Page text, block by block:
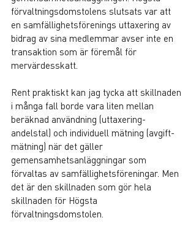
förvaltningsdomstolens slutsats var att
en samfällighetsförenings uttaxering av
bidrag av sina medlemmar avser inte en
transaktion som är föremål för
mervärdesskatt.
Rent praktiskt kan jag tycka att skillnaden
i många fall borde vara liten mellan
beräknad användning (uttaxering-
andelstal) och individuell mätning (avgift-
mätning) när det gäller
gemensamhetsanläggningar som
förvaltas av samfällighetsföreningar. Men
det är den skillnaden som gör hela
skillnaden för Högsta
förvaltningsdomstolen.